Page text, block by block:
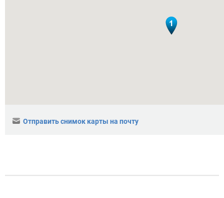
Отправить снимок карты на почту